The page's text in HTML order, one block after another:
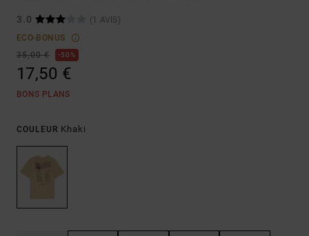
3.0
(1 AVIS)
ECO-BONUS
35,00 €
50%
17,50 €
BONS PLANS
COULEUR Khaki